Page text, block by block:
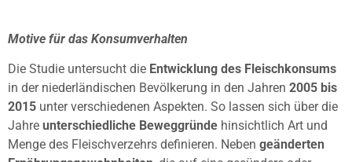
Motive für das Konsumverhalten
Die Studie untersucht die Entwicklung des Fleischkonsums
in der niederländischen Bevölkerung in den Jahren 2005 bis
2015 unter verschiedenen Aspekten. So lassen sich über die
Jahre unterschiedliche Beweggründe hinsichtlich Art und
Menge des Fleischverzehrs definieren. Neben geänderten